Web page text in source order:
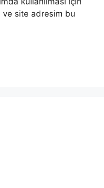
ve site adresim bu